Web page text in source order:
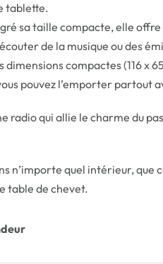
tablette.
sa taille compacte, elle offre
de la musique ou des
dimensions compactes (116 x
pouvez l’emporter partout
radio qui allie le charme du
n’importe quel intérieur, que
table de chevet.